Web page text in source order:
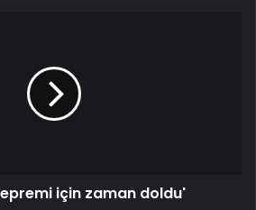
için zaman doldu'